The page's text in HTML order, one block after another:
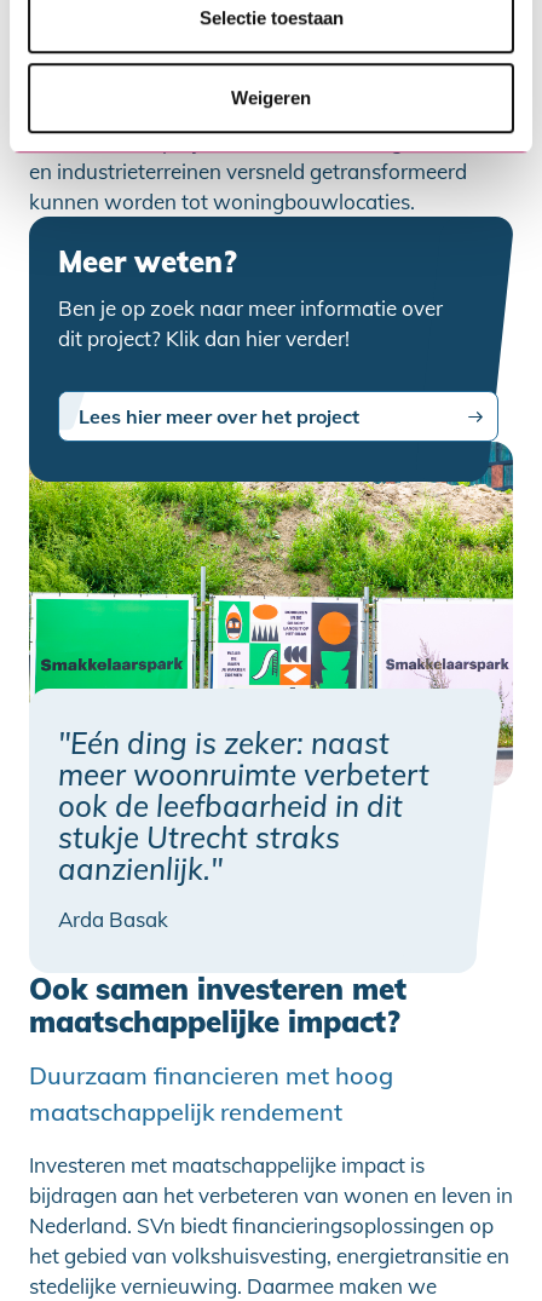
Selectie toestaan
Weigeren
Transformatiefaciliteit wordt verstrekt en beheerd
door SVn. Het ministerie investeert de komende
Transformatiefaciliteit zoekt BZK in samenwerking
met SVn naar projecten waar voormalige fabrieks-
en industrieterreinen versneld getransformeerd
kunnen worden tot woningbouwlocaties.
Meer weten?
Ben je op zoek naar meer informatie over
dit project? Klik dan hier verder!
Lees hier meer over het project
"Eén ding is zeker: naast
meer woonruimte verbetert
ook de leefbaarheid in dit
stukje Utrecht straks
aanzienlijk."
Arda Basak
Ook samen investeren met
maatschappelijke impact?
Duurzaam financieren met hoog
maatschappelijk rendement
Investeren met maatschappelijke impact is
bijdragen aan het verbeteren van wonen en leven in
Nederland. SVn biedt financieringsoplossingen op
het gebied van volkshuisvesting, energietransitie en
stedelijke vernieuwing. Daarmee maken we